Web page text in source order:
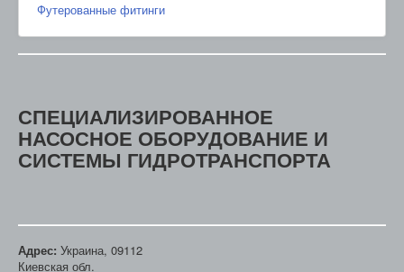
Футерованные фитинги
СПЕЦИАЛИЗИРОВАННОЕ
НАСОСНОЕ ОБОРУДОВАНИЕ И
СИСТЕМЫ ГИДРОТРАНСПОРТА
Адрес: Украина, 09112
Киевская обл.